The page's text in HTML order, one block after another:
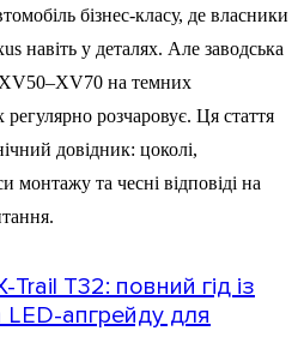
бізнес-класу, де власники
навіть у деталях. Але заводська
на темних
регулярно розчаровує. Ця стаття
довідник: цоколі,
монтажу та чесні відповіді на
T32: повний гід із
LED-апгрейду для